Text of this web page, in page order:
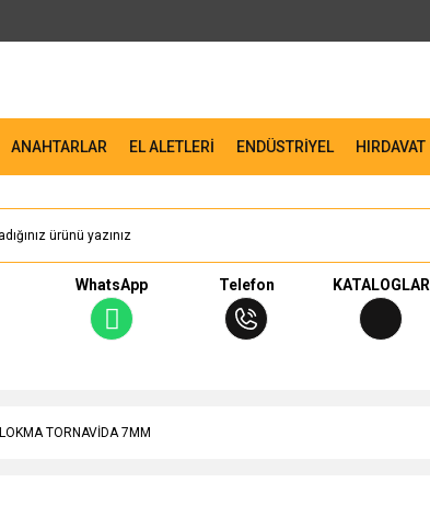
ANAHTARLAR EL ALETLERİ ENDÜSTRİYEL HIRDAVAT
WhatsApp Telefon KATALOGLAR
LOKMA TORNAVİDA 7MM